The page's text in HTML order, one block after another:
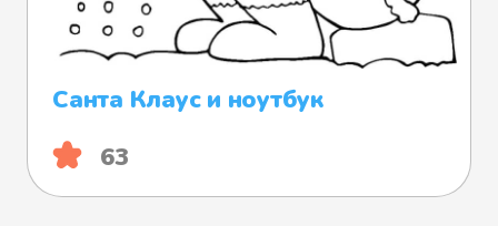
Санта Клаус и ноутбук
63